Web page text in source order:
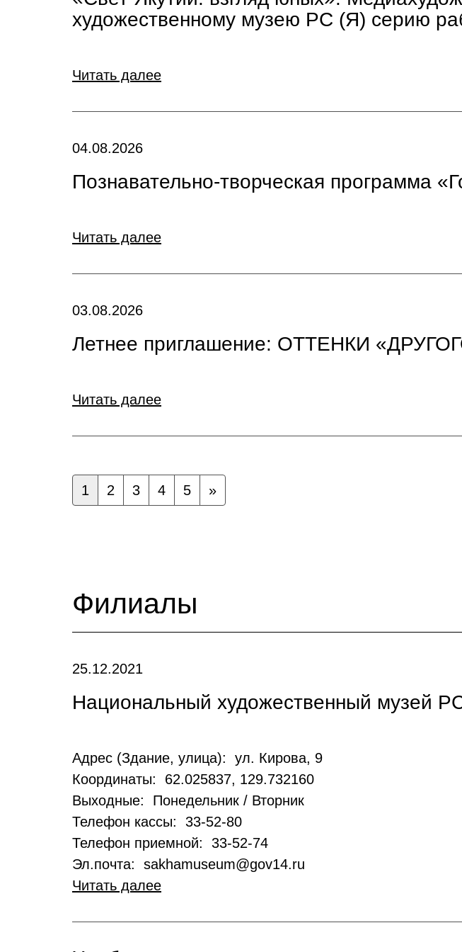
художественному музею РС (Я) серию
Читать далее
04.08.2026
Познавательно-творческая программа
Читать далее
03.08.2026
Летнее приглашение: ОТТЕНКИ
Читать далее
1 2 3 4 5 »
Филиалы
25.12.2021
Национальный художественный музей
Адрес (Здание, улица): ул. Кирова, 9
Координаты: 62.025837, 129.732160
Выходные: Понедельник / Вторник
Телефон кассы: 33-52-80
Телефон приемной: 33-52-74
Эл.почта: sakhamuseum@gov14.ru
Читать далее